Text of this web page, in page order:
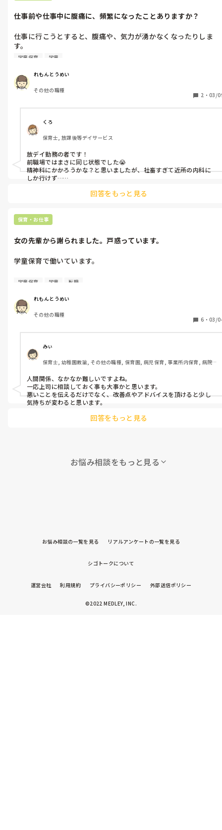
仕事前や仕事中に腹痛に、頻繁になったことありますか？
仕事に行こうとすると、腹痛や、気力が湧かなくなったりしま
す。
が、仕事中、お腹を壊してしまい、さらにお腹が痛いです。
トイレに頻繁に行くのも周りの目があり、つらいです。
このような症状になったことありますか？
学童保育勤務です。
学童保育 学童
れもんとうめい
その他の職種
2 ・ 03/
くろ
保育士, 放課後等デイサービス
放デイ勤務の者です！
前職場ではまさに同じ状態でした😭
精神科にかかろうかな？と思いましたが、社畜すぎて近所の内科に
しか行けず…
(笑)にも理解してもらえず、他の理由も相まって退職しました🥲
職場の方が精神的な部分について理解がある方でありますように…！
🙏
回答をもっと見る
保育・お仕事
女の先輩から謝られました。戸惑っています。
学童保育で働いています。
_________
職場で、女の先輩に、1番上の上司がいないときに、色々言われ
たり、されたりして、だんだん元気がなくなってきました。
先日は、部屋に入ろうと思ったら、通せんぼして立ち話が始ま
り、通れませんでした。それを見たその先輩が「通りたかった
の？邪魔だった？」と何回も聞かれ、少し疲れました💦
を渡されて、「それ壊れててやりづらいよね」と言われました。
1番上の上司がいない時に、「すべての部屋の掃除と子ども帰る
ら。ひとりでやって」と言われて、責められてる感じがします💦
「保護者に伝えた？次から、ひとりで保護者に説明して。」
勝手な判断はしないように、その先輩から言われたので勝手に行
今日帰り際、「厳しくしてしまったかなと思って。ごめんなさ
学童保育 学童 転職
れもんとうめい
その他の職種
6 ・ 03/
みぃ
保育士, 幼稚園教諭, その他の職種, 保育園, 病児保育, 事業所内保育, 病院
人間関係、なかなか難しいですよね。
一応上司に相談しておく事も大事かと思います。
悪いことを伝えるだけでなく、改善点やアドバイスを頂けると少し
気持ちが変わると思います。
回答をもっと見る
お悩み相談をもっと見る
お悩み相談の一覧を見る リアルアンケートの一覧を見る
シゴトークについて
運営会社 利用規約 プライバシーポリシー 外部送信ポリシー
©2022 MEDLEY, INC.